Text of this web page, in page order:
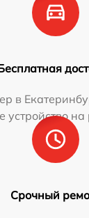
в
устройство
Срочный